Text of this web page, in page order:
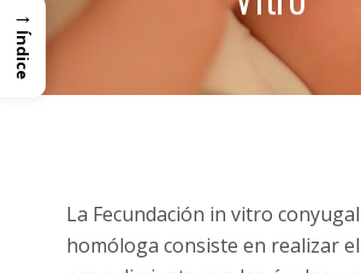
La Fecundación in vitro
homóloga consiste en realizar el
→
Índice